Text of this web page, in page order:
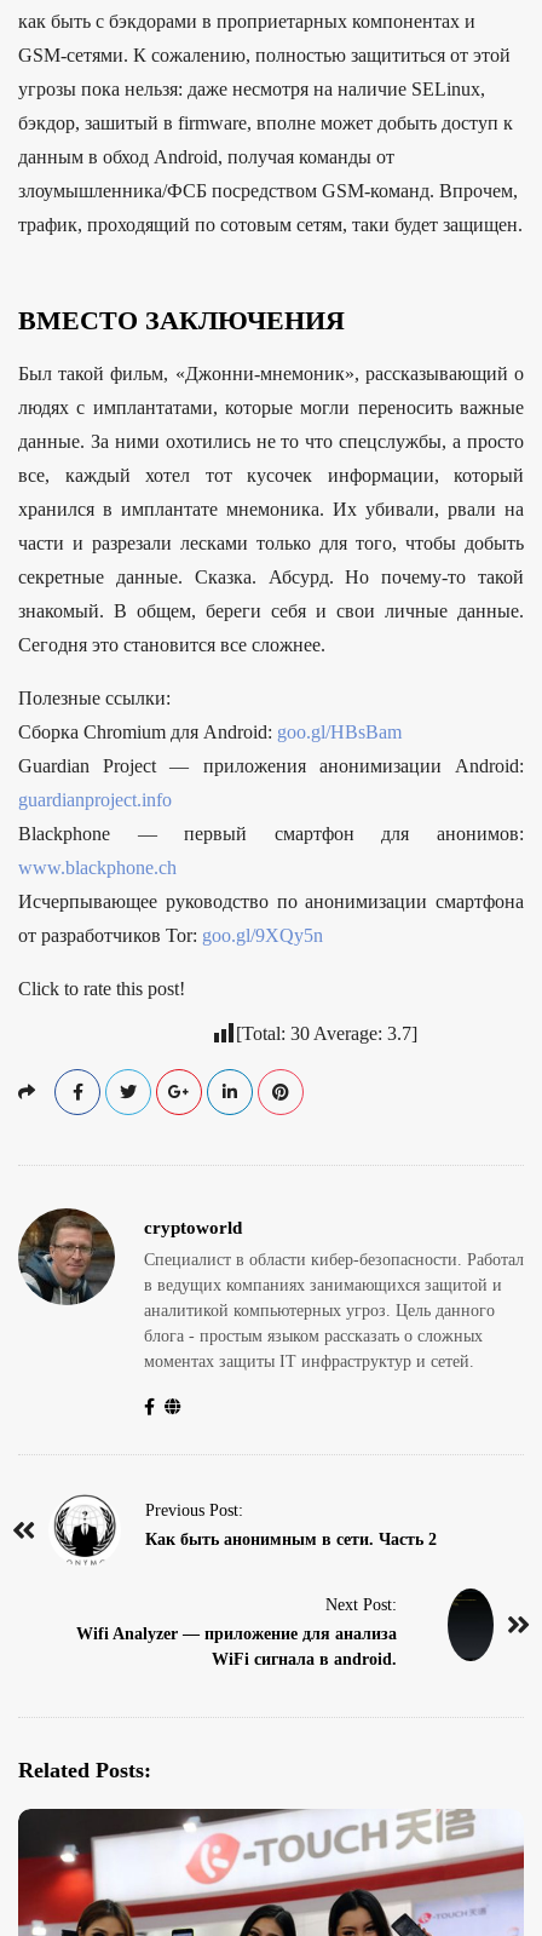
как быть с бэкдорами в проприетарных компонентах и
GSM-сетями. К сожалению, полностью защититься от этой
угрозы пока нельзя: даже несмотря на наличие SELinux,
бэкдор, зашитый в firmware, вполне может добыть доступ к
данным в обход Android, получая команды от
злоумышленника/ФСБ посредством GSM-команд. Впрочем,
трафик, проходящий по сотовым сетям, таки будет защищен.
ВМЕСТО ЗАКЛЮЧЕНИЯ
Был такой фильм, «Джонни-мнемоник», рассказывающий о
людях с имплантатами, которые могли переносить важные
данные. За ними охотились не то что спецслужбы, а просто
все, каждый хотел тот кусочек информации, который
хранился в имплантате мнемоника. Их убивали, рвали на
части и разрезали лесками только для того, чтобы добыть
секретные данные. Сказка. Абсурд. Но почему-то такой
знакомый. В общем, береги себя и свои личные данные.
Сегодня это становится все сложнее.
Полезные ссылки:
Сборка Chromium для Android: goo.gl/HBsBam
Guardian Project — приложения анонимизации Android:
guardianproject.info
Blackphone — первый смартфон для анонимов:
www.blackphone.ch
Исчерпывающее руководство по анонимизации смартфона
от разработчиков Tor: goo.gl/9XQy5n
Click to rate this post!
[Total: 30Average: 3.7]
cryptoworld
Специалист в области кибер-безопасности. Работал
в ведущих компаниях занимающихся защитой и
аналитикой компьютерных угроз. Цель данного
блога - простым языком рассказать о сложных
моментах защиты IT инфраструктур и сетей.
Previous Post:
Как быть анонимным в сети. Часть 2
Next Post:
Wifi Analyzer — приложение для анализа
WiFi сигнала в android.
Related Posts: